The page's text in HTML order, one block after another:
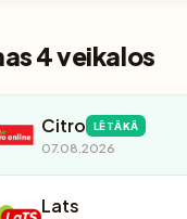
4 veikalos
Citro LĒTĀKĀ
07.08.2026
Lats